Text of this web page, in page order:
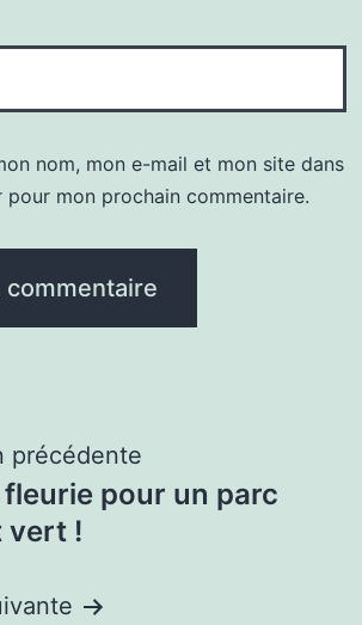
nom, mon e-mail et mon site dans
pour mon prochain commentaire.
précédente
pour un parc
vert !